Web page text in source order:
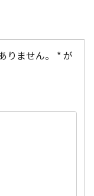
ません。
*が